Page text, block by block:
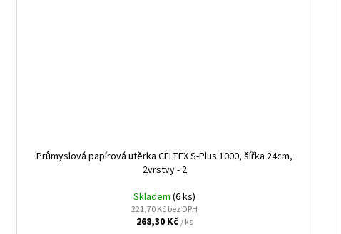
Průmyslová papírová utěrka CELTEX S-Plus 1000, šířka 24cm,
2vrstvy - 2
Skladem(6 ks)
221,70 Kč bez DPH
268,30 Kč/ ks